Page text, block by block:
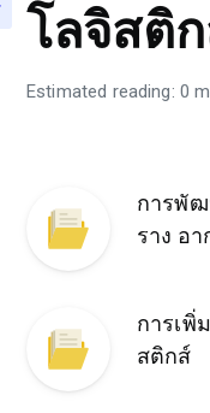
โลจิสติ
Estimated reading: 0
การพัฒ
ราง อา
การเ
สติกส์